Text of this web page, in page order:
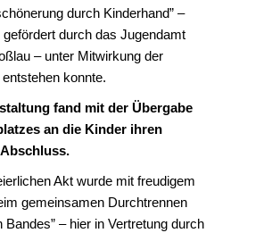
durch Kinderhand” –
gefördert durch das Jugendamt
– unter Mitwirkung der
konnte.
fand mit der Übergabe
an die Kinder ihren
Akt wurde mit freudigem
gemeinsamen Durchtrennen
Bandes” – hier in Vertretung durch